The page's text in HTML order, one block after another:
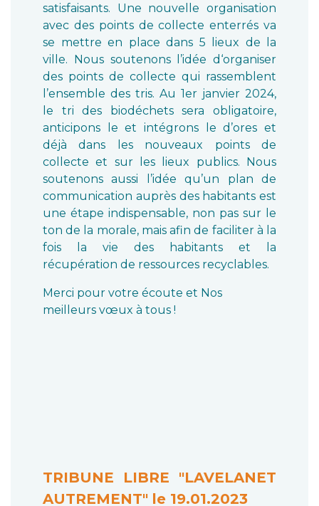
satisfaisants. Une nouvelle organisation
avec des points de collecte enterrés va
se mettre en place dans 5 lieux de la
ville. Nous soutenons l’idée d‘organiser
des points de collecte qui rassemblent
l’ensemble des tris. Au 1er janvier 2024,
le tri des biodéchets sera obligatoire,
anticipons le et intégrons le d’ores et
déjà dans les nouveaux points de
collecte et sur les lieux publics. Nous
soutenons aussi l’idée qu’un plan de
communication auprès des habitants est
une étape indispensable, non pas sur le
ton de la morale, mais afin de faciliter à la
fois la vie des habitants et la
récupération de ressources recyclables.
Merci pour votre écoute et Nos
meilleurs vœux à tous !
TRIBUNE LIBRE "LAVELANET
AUTREMENT" le 19.01.2023